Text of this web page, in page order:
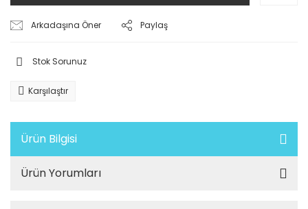
Arkadaşına Öner Paylaş
Stok Sorunuz
Karşılaştır
Ürün Bilgisi
Ürün Yorumları